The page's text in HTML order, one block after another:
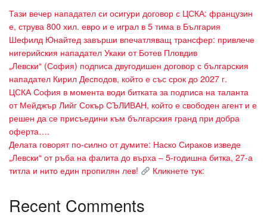
Тази вечер нападател си осигури договор с ЦСКА: французин
е, струва 800 хил. евро и е играл в 5 тима в България
Шефилд Юнайтед завърши впечатляващ трансфер: привлече
нигерийския нападател Укаки от Ботев Пловдив
„Левски“ (София) подписа двугодишен договор с българския
нападател Кирил Десподов, който е със срок до 2027 г.
ЦСКА София в момента води битката за подписа на таланта
от Мейджър Лийг Сокър СЪЛИВАН, който е свободен агент и е
решен да се присъедини към българския гранд при добра
оферта….
Делата говорят по-силно от думите: Наско Сираков изведе
„Левски“ от ръба на фалита до върха – 5-годишна битка, 27-а
титла и нито един пропилян лев!
Кликнете тук:
Recent Comments